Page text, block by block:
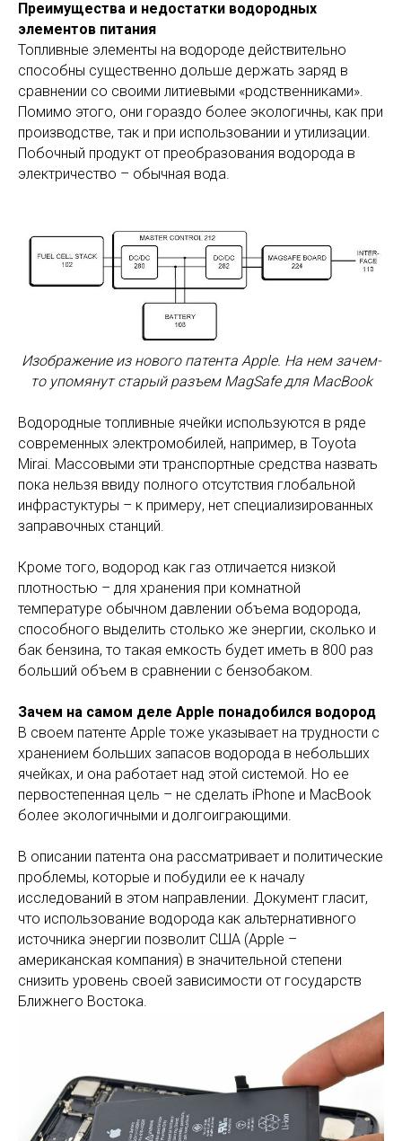
Преимущества и недостатки водородных
элементов питания
Топливные элементы на водороде действительно
способны существенно дольше держать заряд в
сравнении со своими литиевыми «родственниками».
Помимо этого, они гораздо более экологичны, как при
производстве, так и при использовании и утилизации.
Побочный продукт от преобразования водорода в
электричество – обычная вода.
Изображение из нового патента Apple. На нем зачем-
то упомянут старый разъем MagSafe для MacBook
Водородные топливные ячейки используются в ряде
современных электромобилей, например, в Toyota
Mirai. Массовыми эти транспортные средства назвать
пока нельзя ввиду полного отсутствия глобальной
инфрастуктуры – к примеру, нет специализированных
заправочных станций.
Кроме того, водород как газ отличается низкой
плотностью – для хранения при комнатной
температуре обычном давлении объема водорода,
способного выделить столько же энергии, сколько и
бак бензина, то такая емкость будет иметь в 800 раз
больший объем в сравнении с бензобаком.
Зачем на самом деле Apple понадобился водород
В своем патенте Apple тоже указывает на трудности с
хранением больших запасов водорода в небольших
ячейках, и она работает над этой системой. Но ее
первостепенная цель – не сделать iPhone и MacBook
более экологичными и долгоиграющими.
В описании патента она рассматривает и политические
проблемы, которые и побудили ее к началу
исследований в этом направлении. Документ гласит,
что использование водорода как альтернативного
источника энергии позволит США (Apple –
американская компания) в значительной степени
снизить уровень своей зависимости от государств
Ближнего Востока.